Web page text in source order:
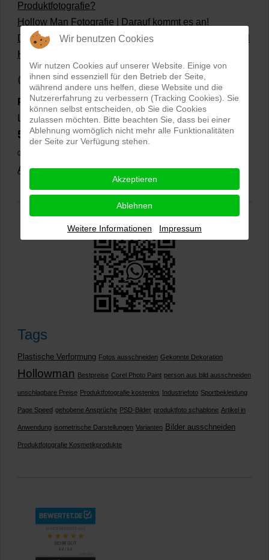
Produktfotografie?
Hollow Man Fotografie | Darauf kommt es an!
Dateiformate und Bilder mit transparentem Hintergrund
Hollowman und Produktfotografie
Google Rezensionen
PRO-ducto GmbH, Fotografie und Bildbearbeitung in
Lichtenau
5,0⭐⭐⭐⭐⭐ bei144 Google-Rezensionen (Stand
02.01.2026)
Alle Rezensionen ansehen|Bewertung abgeben
Tags
Plastische Verformung Fotos ausschneiden Gekonnte Dekoration
Hollowman Bestpreise Corel Photo Paint person aus bild ausschneiden
unschlagbare Preise Produktfotografie kostenlos Industriefoto Sportbekleidung
Page Speed gehobene Ansprüche PSD-Bilder produktfoto schablone Artikel in
Anwendung isometrische Darstellungen Varianten Bilder ausschneiden
Produktfotografie Kosmetikprodukte
Wir benutzen Cookies
Wir nutzen Cookies auf unserer Website. Einige von
ihnen sind essenziell für den Betrieb der Seite,
während andere uns helfen, diese Website und die
Nutzererfahrung zu verbessern (Tracking Cookies). Sie
können selbst entscheiden, ob Sie die Cookies
zulassen möchten. Bitte beachten Sie, dass bei einer
Ablehnung womöglich nicht mehr alle Funktionalitäten
der Seite zur Verfügung stehen.
Akzeptieren
Ablehnen
Weitere Informationen Impressum